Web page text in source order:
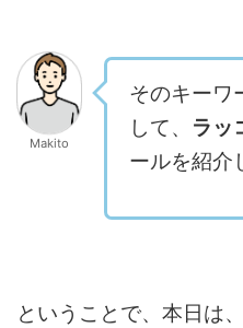
Makito
そのキーワ
して、 ラッ
ールを紹介
ということで、本日は、